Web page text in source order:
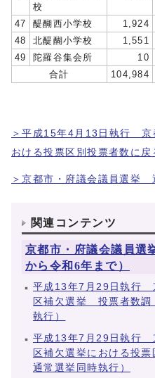
校
47 醍醐西小学校 1,924
48
北醍醐小学校 1,551
49
陀羅谷集会所 10
合計
104,984
＞平成15年4月13日執行 京
おける投票区別投票者数に戻
＞京都市・府議会議員選挙
関連コンテンツ
京都市・府議会議員
から令和6年まで）
平成13年7月29日執行
区補欠選挙 投票者数調
執行）
平成13年7月29日執行
区補欠選挙における投
通常選挙同時執行）